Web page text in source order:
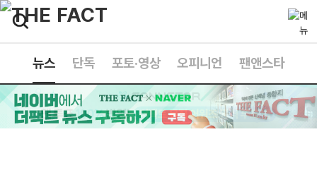
뉴스 단독 포토·영상 오피니언 팬앤스타